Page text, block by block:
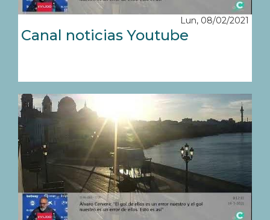
Lun, 08/02/2021
Canal noticias Youtube